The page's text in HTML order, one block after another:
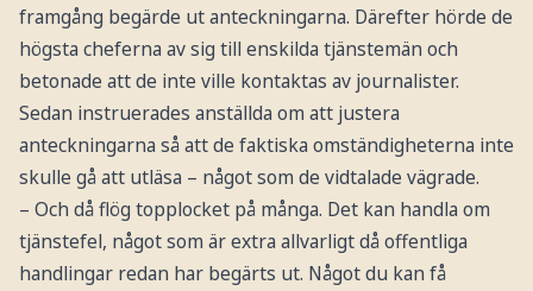
framgång begärde ut anteckningarna. Därefter hörde de
högsta cheferna av sig till enskilda tjänstemän och
betonade att de inte ville kontaktas av journalister.
Sedan instruerades anställda om att justera
anteckningarna så att de faktiska omständigheterna inte
skulle gå att utläsa – något som de vidtalade vägrade.
– Och då flög topplocket på många. Det kan handla om
tjänstefel, något som är extra allvarligt då offentliga
handlingar redan har begärts ut. Något du kan få